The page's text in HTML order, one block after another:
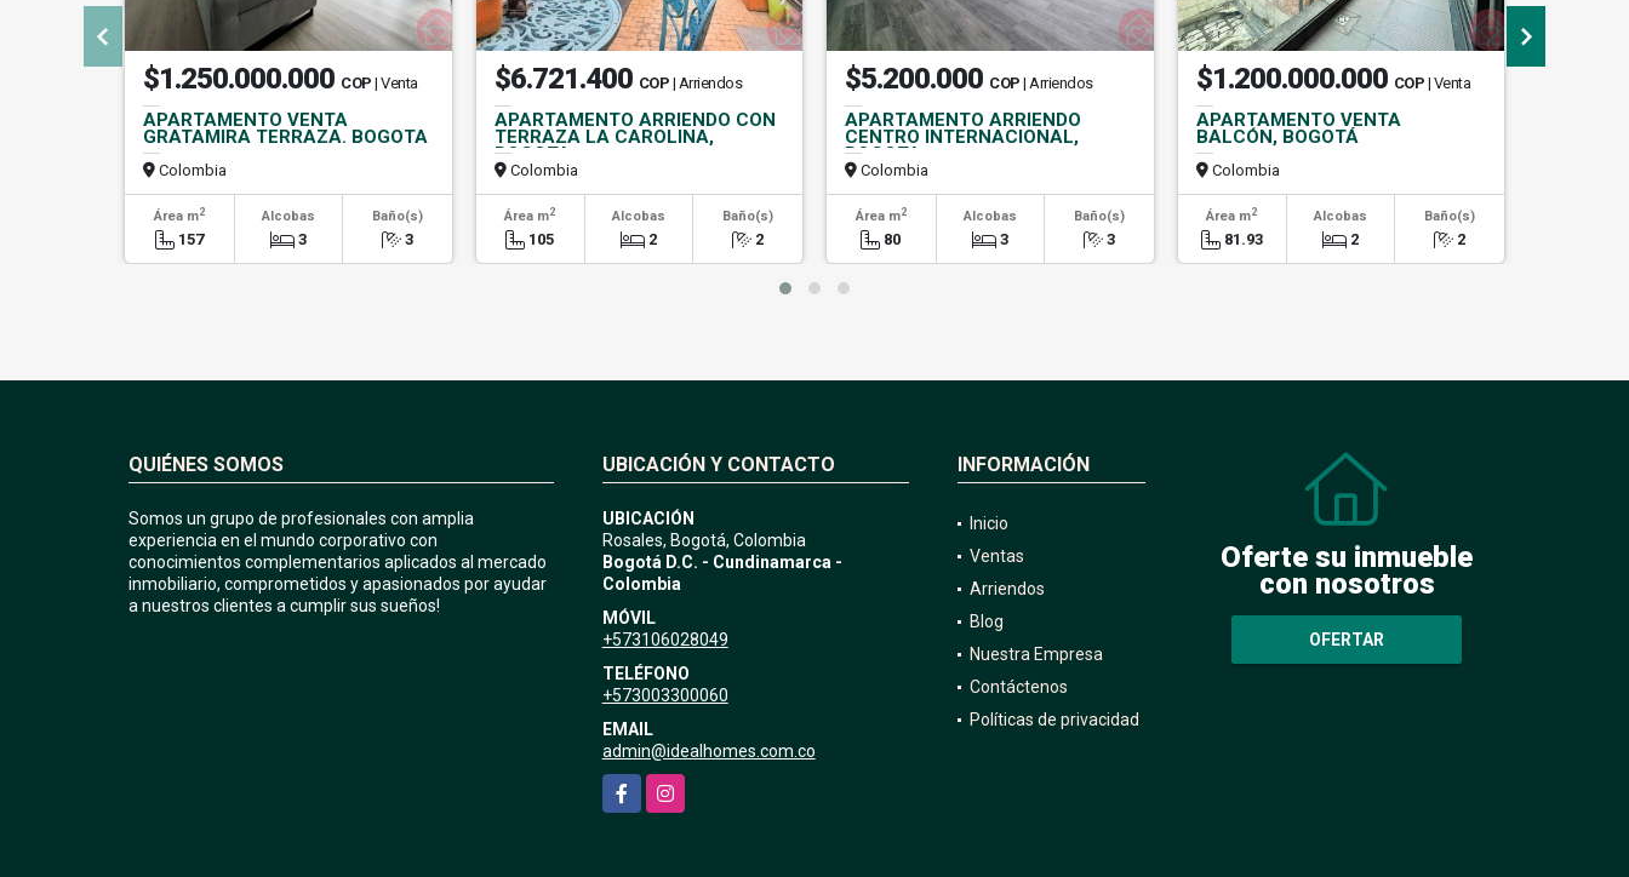
$1.250.000.000 COP | Venta
APARTAMENTO VENTA
GRATAMIRA TERRAZA. BOGOTA
Colombia
Área m2
157
Alcobas
3
Baño(s)
3
$6.721.400 COP | Arriendos
APARTAMENTO ARRIENDO CON
TERRAZA LA CAROLINA,
BOGOTA
Colombia
Área m2
105
Alcobas
2
Baño(s)
2
$5.200.000 COP | Arriendos
APARTAMENTO ARRIENDO
CENTRO INTERNACIONAL,
BOGOTA
Colombia
Área m2
80
Alcobas
3
Baño(s)
3
$1.200.000.000 COP | Venta
APARTAMENTO VENTA
BALCÓN, BOGOTÁ
Colombia
Área m2
81.93
Alcobas
2
Baño(s)
2
QUIÉNES SOMOS
Somos un grupo de profesionales con amplia
experiencia en el mundo corporativo con
conocimientos complementarios aplicados al mercado
inmobiliario, comprometidos y apasionados por ayudar
a nuestros clientes a cumplir sus sueños!
UBICACIÓN Y CONTACTO
UBICACIÓN
Rosales, Bogotá, Colombia
Bogotá D.C. - Cundinamarca -
Colombia
MÓVIL
+573106028049
TELÉFONO
+573003300060
EMAIL
admin@idealhomes.com.co
FacebookInstagram
INFORMACIÓN
Inicio
Ventas
Arriendos
Blog
Nuestra Empresa
Contáctenos
Políticas de privacidad
Oferte su inmueble
con nosotros
OFERTAR